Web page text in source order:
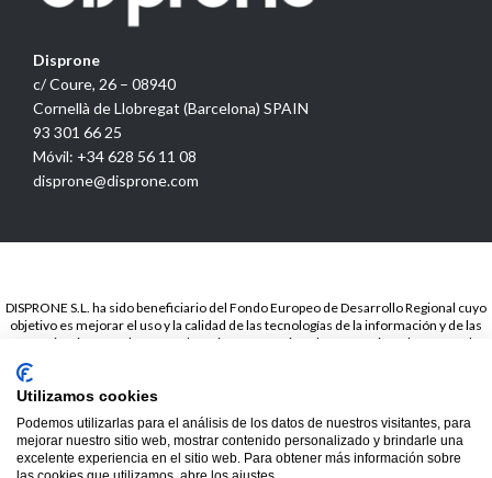
Disprone
c/ Coure, 26 – 08940
Cornellà de Llobregat (Barcelona) SPAIN
93 301 66 25
Móvil: +34 628 56 11 08
disprone@disprone.com
DISPRONE S.L. ha sido beneficiario del Fondo Europeo de Desarrollo Regional cuyo
objetivo es mejorar el uso y la calidad de las tecnologías de la información y de las
comunicaciones y el acceso a las mismas y gracias a la Presencia web a través de
página propia.. Esta acción ha tenido lugar en el periodo de TICCámaras 2018. Para
ello ha contado con el apoyo del programa TICCámaras de la Cámara de Barcelona.
Utilizamos cookies
Podemos utilizarlas para el análisis de los datos de nuestros visitantes, para
mejorar nuestro sitio web, mostrar contenido personalizado y brindarle una
excelente experiencia en el sitio web. Para obtener más información sobre